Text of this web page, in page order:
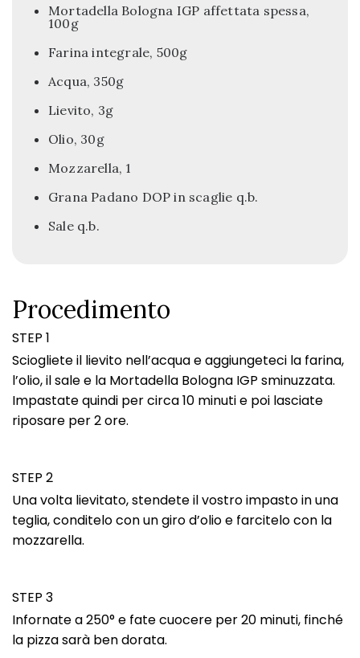
Mortadella Bologna IGP affettata spessa,
100g
Farina integrale, 500g
Acqua, 350g
Lievito, 3g
Olio, 30g
Mozzarella, 1
Grana Padano DOP in scaglie q.b.
Sale q.b.
Procedimento
STEP 1
Sciogliete il lievito nell’acqua e aggiungeteci la farina,
l’olio, il sale e la Mortadella Bologna IGP sminuzzata.
Impastate quindi per circa 10 minuti e poi lasciate
riposare per 2 ore.
STEP 2
Una volta lievitato, stendete il vostro impasto in una
teglia, conditelo con un giro d’olio e farcitelo con la
mozzarella.
STEP 3
Infornate a 250° e fate cuocere per 20 minuti, finché
la pizza sarà ben dorata.